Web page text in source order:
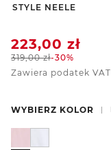
-
STYLE NEELE
223,00 zł
319,00zł-30%
Zawiera podatek VAT.
WYBIERZ KOLOR